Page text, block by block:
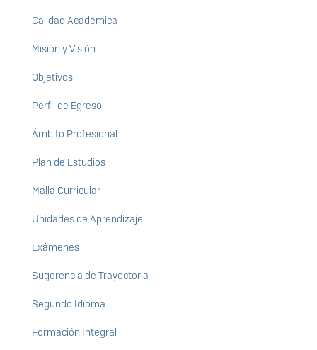
Calidad Académica
Misión y Visión
Objetivos
Perfil de Egreso
Ámbito Profesional
Plan de Estudios
Malla Curricular
Unidades de Aprendizaje
Exámenes
Sugerencia de Trayectoria
Segundo Idioma
Formación Integral